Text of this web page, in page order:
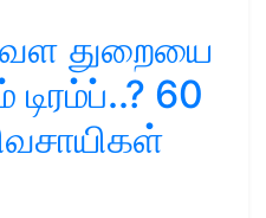
வள துறையை
60